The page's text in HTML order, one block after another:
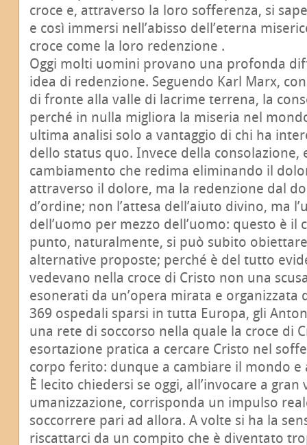
croce e, attraverso la loro sofferenza, si
e così immersi nell’abisso dell’eterna
croce come la loro redenzione .
Oggi molti uomini provano una profonda
idea di redenzione. Seguendo Karl Marx,
di fronte alla valle di lacrime terrena, la
perché in nulla migliora la miseria nel
ultima analisi solo a vantaggio di chi ha
dello status quo. Invece della consolazione,
cambiamento che redima eliminando il
attraverso il dolore, ma la redenzione dal
d’ordine; non l’attesa dell’aiuto divino, ma
dell’uomo per mezzo dell’uomo: questo è il
punto, naturalmente, si può subito
alternative proposte; perché è del tutto
vedevano nella croce di Cristo non una
esonerati da un’opera mirata e organizzata
369 ospedali sparsi in tutta Europa, gli
una rete di soccorso nella quale la croce di
esortazione pratica a cercare Cristo nel
corpo ferito: dunque a cambiare il mondo e
È lecito chiedersi se oggi, all’invocare a
umanizzazione, corrisponda un impulso
soccorrere pari ad allora. A volte si ha la
riscattarci da un compito che è diventato